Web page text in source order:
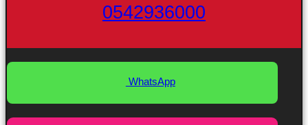
0542936000
WhatsApp